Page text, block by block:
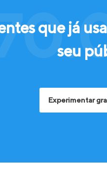
que já
seu
Experimentar